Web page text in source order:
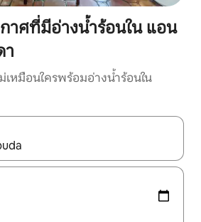
าศที่มีอ่างน้ำร้อนใน แอน
า
หมือนใครพร้อมอ่างน้ำร้อนใน
ารสัมผัสหรือปัด เพื่อสำรวจผลการค้นหา